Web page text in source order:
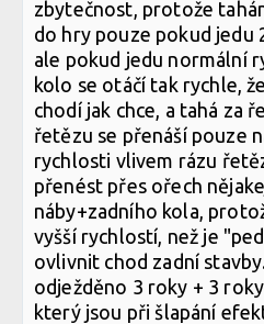
zbytečnost, protože
do hry pouze pokud jedu
ale pokud jedu normální
kolo se otáčí tak rychle,
chodí jak chce, a tahá za
řetězu se přenáší pouze
rychlosti vlivem rázu
přenést přes ořech
náby+zadního kola,
vyšší rychlostí, než je
ovlivnit chod zadní
odježděno 3 roky + 3
který jsou při šlapání